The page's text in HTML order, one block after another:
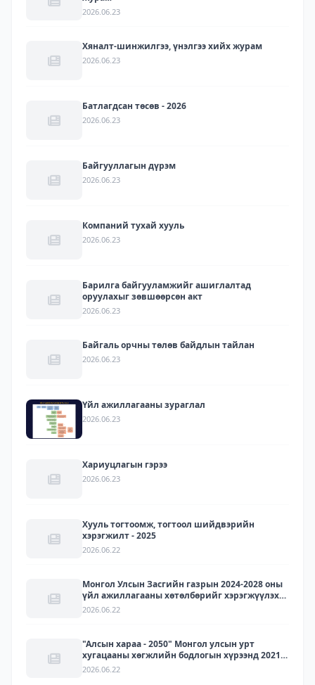
2026.06.23
Хяналт-шинжилгээ, үнэлгээ хийх журам
2026.06.23
Батлагдсан төсөв - 2026
2026.06.23
Байгууллагын дүрэм
2026.06.23
Компаний тухай хууль
2026.06.23
Барилга байгууламжийг ашиглалтад
оруулахыг зөвшөөрсөн акт
2026.06.23
Байгаль орчны төлөв байдлын тайлан
2026.06.23
Үйл ажиллагааны зураглал
2026.06.23
Хариуцлагын гэрээ
2026.06.23
Хууль тогтоомж, тогтоол шийдвэрийн
хэрэгжилт - 2025
2026.06.22
Монгол Улсын Засгийн газрын 2024-2028 оны
үйл ажиллагааны хөтөлбөрийг хэрэгжүүлэх
арга хэмжээний төлөвлөгөөний хэрэгжилт -
2026.06.22
"Алсын хараа - 2050" Монгол улсын урт
хугацааны хөгжлийн бодлогын хүрээнд 2021-
2030 онд хэрэгжүүлэх зорилго, зорилт, үйл
2026.06.22